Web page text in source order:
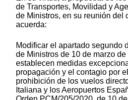
de Transportes, Movilidad y
de Ministros, en su reunión del
acuerda:
Modificar el apartado segundo
de Ministros de 10 de marzo
establecen medidas
propagación y el contagio por
prohibición de los vuelos
Italiana y los Aeropuertos